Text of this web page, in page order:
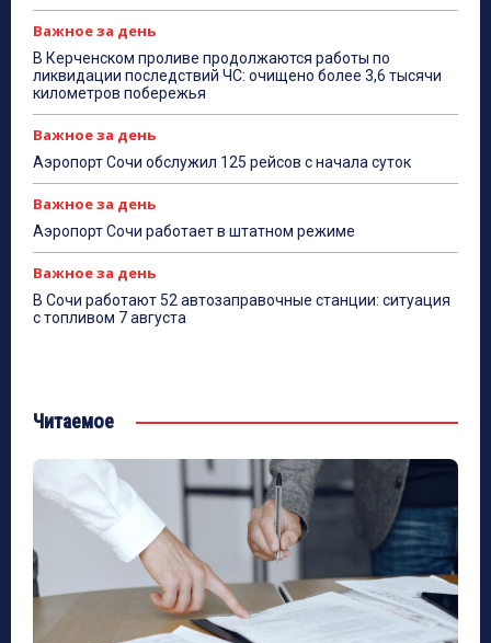
Важное за день
В Керченском проливе продолжаются работы по
ликвидации последствий ЧС: очищено более 3,6 тысячи
километров побережья
Важное за день
Аэропорт Сочи обслужил 125 рейсов с начала суток
Важное за день
Аэропорт Сочи работает в штатном режиме
Важное за день
В Сочи работают 52 автозаправочные станции: ситуация
с топливом 7 августа
Читаемое